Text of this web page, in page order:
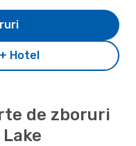
Hotel
de zboruri